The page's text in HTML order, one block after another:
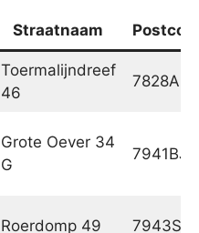
Straatnaam
Toermalijndreef
46
7828AS
Grote Oever 34
G
7941BJ
Roerdomp 49 7943SN